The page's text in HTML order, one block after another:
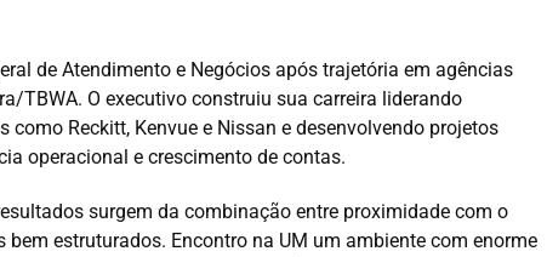
de Atendimento e Negócios após trajetória em agências
TBWA. O executivo construiu sua carreira liderando
como Reckitt, Kenvue e Nissan e desenvolvendo projetos
operacional e crescimento de contas.
surgem da combinação entre proximidade com o
bem estruturados. Encontro na UM um ambiente com enorme